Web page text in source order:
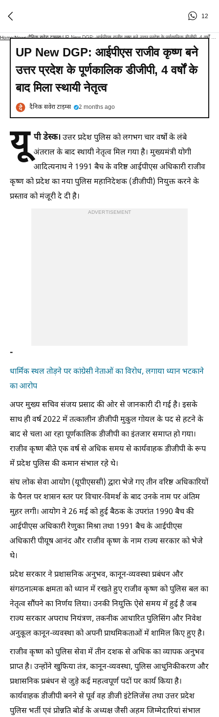
12
Home/News/दैनिक सवेरा टाइम्स/
UP New DGP: आईपीएस राजीव कृष्ण बने
उत्तर प्रदेश के पूर्णकालिक डीजीपी, 4 वर्षों के
बाद मिला स्थायी नेतृत्व
दैनिक सवेरा टाइम्स 2 months ago
यू पी डेस्क। उत्तर प्रदेश पुलिस को लगभग चार वर्षों के लंबे
अंतराल के बाद स्थायी नेतृत्व मिल गया है। मुख्यमंत्री योगी
आदित्यनाथ ने 1991 बैच के वरिष्ठ आईपीएस अधिकारी राजीव
कृष्ण को प्रदेश का नया पुलिस महानिदेशक (डीजीपी) नियुक्त करने के
प्रस्ताव को मंजूरी दे दी है।
ADVERTISEMENT
-
धार्मिक स्थल तोड़ने पर कांग्रेसी नेताओं का विरोध, लगाया ध्यान भटकाने
का आरोप
अपर मुख्य सचिव संजय प्रसाद की ओर से जानकारी दी गई है। इसके
साथ ही वर्ष 2022 में तत्कालीन डीजीपी मुकुल गोयल के पद से हटने के
बाद से चला आ रहा पूर्णकालिक डीजीपी का इंतजार समाप्त हो गया।
राजीव कृष्ण बीते एक वर्ष से अधिक समय से कार्यवाहक डीजीपी के रूप
में प्रदेश पुलिस की कमान संभाल रहे थे।
संघ लोक सेवा आयोग (यूपीएससी) द्वारा भेजे गए तीन वरिष्ठ अधिकारियों
के पैनल पर शासन स्तर पर विचार-विमर्श के बाद उनके नाम पर अंतिम
मुहर लगी। आयोग ने 26 मई को हुई बैठक के उपरांत 1990 बैच की
आईपीएस अधिकारी रेणुका मिश्रा तथा 1991 बैच के आईपीएस
अधिकारी पीयूष आनंद और राजीव कृष्ण के नाम राज्य सरकार को भेजे
थे।
प्रदेश सरकार ने प्रशासनिक अनुभव, कानून-व्यवस्था प्रबंधन और
संगठनात्मक क्षमता को ध्यान में रखते हुए राजीव कृष्ण को पुलिस बल का
नेतृत्व सौंपने का निर्णय लिया। उनकी नियुक्ति ऐसे समय में हुई है जब
राज्य सरकार अपराध नियंत्रण, तकनीक आधारित पुलिसिंग और निवेश
अनुकूल कानून-व्यवस्था को अपनी प्राथमिकताओं में शामिल किए हुए है।
राजीव कृष्ण को पुलिस सेवा में तीन दशक से अधिक का व्यापक अनुभव
प्राप्त है। उन्होंने खुफिया तंत्र, कानून-व्यवस्था, पुलिस आधुनिकीकरण और
प्रशासनिक प्रबंधन से जुड़े कई महत्वपूर्ण पदों पर कार्य किया है।
कार्यवाहक डीजीपी बनने से पूर्व वह डीजी इंटेलिजेंस तथा उत्तर प्रदेश
पुलिस भर्ती एवं प्रोन्नति बोर्ड के अध्यक्ष जैसी अहम जिम्मेदारियां संभाल